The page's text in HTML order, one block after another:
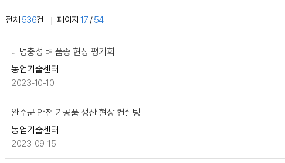
전체 536건 페이지17 /54
도
자
료
게
시
물
목
록
내병충성 벼 품종 현장 평가회
농업기술센터
2023-10-10
완주군 안전 가공품 생산 현장 컨설팅
농업기술센터
2023-09-15